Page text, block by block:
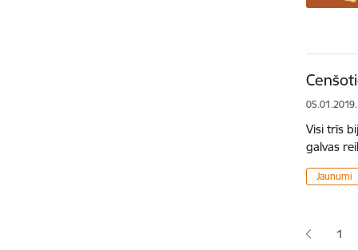
05.01.2019.
Visi trīs
galvas
Jaunumi
1